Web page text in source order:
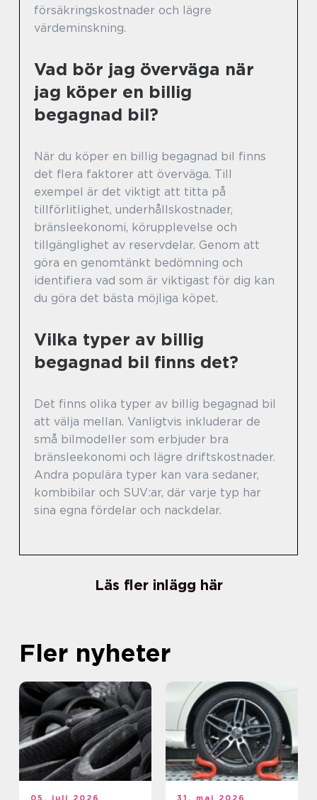
försäkringskostnader och lägre
värdeminskning.
Vad bör jag överväga när
jag köper en billig
begagnad bil?
När du köper en billig begagnad bil finns
det flera faktorer att överväga. Till
exempel är det viktigt att titta på
tillförlitlighet, underhållskostnader,
bränsleekonomi, körupplevelse och
tillgänglighet av reservdelar. Genom att
göra en genomtänkt bedömning och
identifiera vad som är viktigast för dig kan
du göra det bästa möjliga köpet.
Vilka typer av billig
begagnad bil finns det?
Det finns olika typer av billig begagnad bil
att välja mellan. Vanligtvis inkluderar de
små bilmodeller som erbjuder bra
bränsleekonomi och lägre driftskostnader.
Andra populära typer kan vara sedaner,
kombibilar och SUV:ar, där varje typ har
sina egna fördelar och nackdelar.
Läs fler inlägg här
Fler nyheter
05. juli 2026 31. maj 2026